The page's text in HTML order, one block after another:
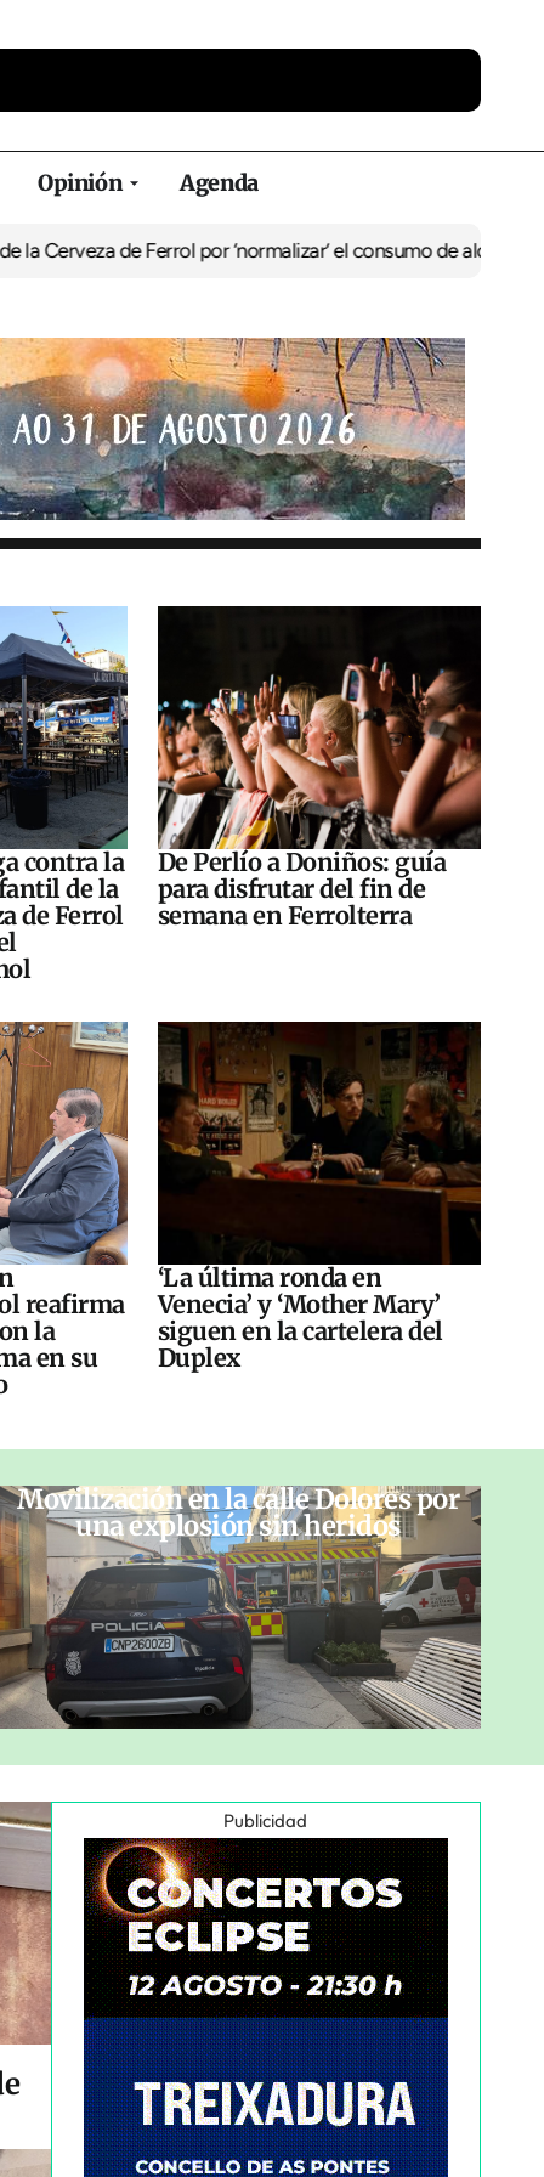
Opinión Agenda
Ferrol por ‘normalizar’ el consumo de alcoholDe Perlío a
contra la
de la
de Ferrol
De Perlío a Doniños: guía
para disfrutar del fin de
semana en Ferrolterra
reafirma
la
en su
‘La última ronda en
Venecia’ y ‘Mother Mary’
siguen en la cartelera del
Duplex
Movilización en la calle Dolores por
una explosión sin heridos
Publicidad